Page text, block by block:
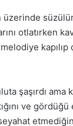
otlatırken
kapılıp
şaşırdı ama
ve